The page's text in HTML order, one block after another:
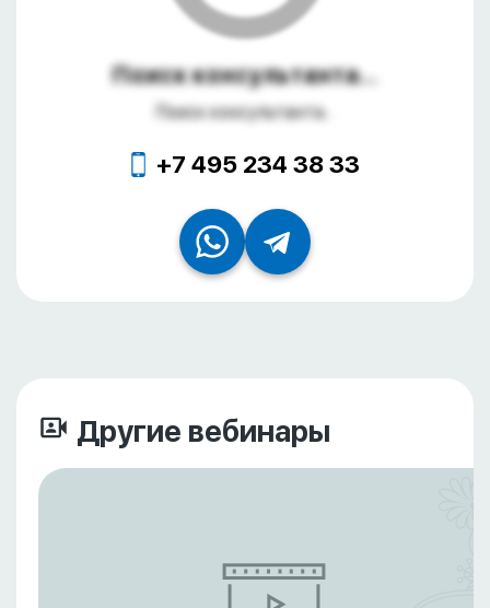
Поиск консультанта...
Поиск консультанта...
+7 495 234 38 33
Другие вебинары